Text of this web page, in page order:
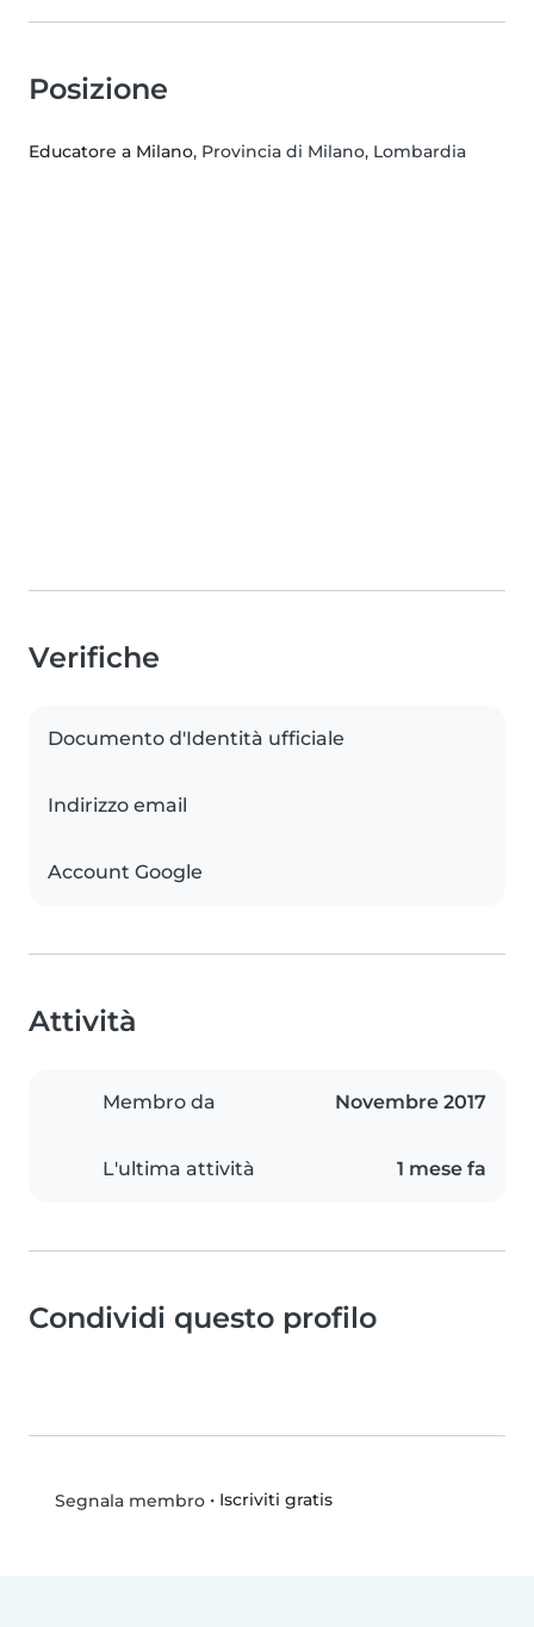
Posizione
Educatore a Milano, Provincia di Milano, Lombardia
Verifiche
Documento d'Identità ufficiale
Indirizzo email
Account Google
Attività
Membro da Novembre 2017
L'ultima attività 1 mese fa
Condividi questo profilo
Segnala membro• Iscriviti gratis